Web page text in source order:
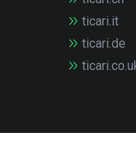
ticari.it
ticari.de